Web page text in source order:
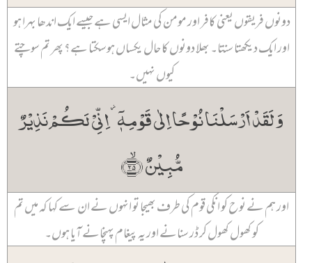
دونوں فریقوں یعنی کافر اور مومن کی مثال ایسی ہے جیسے ایک اندھا بہرا ہو
اور ایک دیکھتا سنتا۔ بھلا دونوں کا حال یکساں ہو سکتا ہے؟ پھر تم سوچتے
کیوں نہیں۔
وَ لَقَدۡ اَرۡسَلۡنَا نُوۡحًا اِلٰی قَوۡمِہٖۤ ۫ اِنِّیۡ لَکُمۡ نَذِیۡرٌ
مُّبِیۡنٌ ﴿ۙ۲۵﴾
اور ہم نے نوح کو انکی قوم کی طرف بھیجا تو انہوں نے ان سے کہا کہ میں تم
کو کھول کھول کر ڈر سنانے اور یہ پیغام پہنچانے آیا ہوں۔